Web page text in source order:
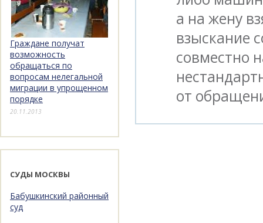
а на жену
взыскание
совместно
от
Граждане получат
возможность
обращаться по
вопросам нелегальной
миграции в упрощенном
порядке
20.11.2013
СУДЫ МОСКВЫ
Бабушкинский районный
суд